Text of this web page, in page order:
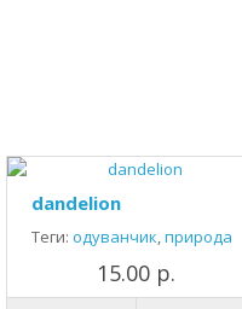
dandelion
Теги: одуванчик,природа
15.00 р.